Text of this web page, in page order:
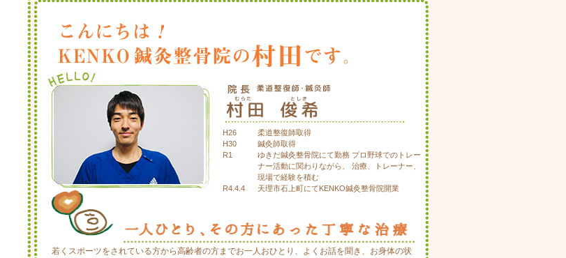
H26
柔道整復師取得
H30
鍼灸師取得
R1
ゆきだ鍼灸整骨院にて勤務 プロ野球でのトレー
ナー活動に関わりながら、 治療、トレーナー、
現場で経験を積む
R4.4.4
天理市石上町にてKENKO鍼灸整骨院開業
若くスポーツをされている方から高齢者の方までお一人おひとり、よくお話を聞き、お身体の状